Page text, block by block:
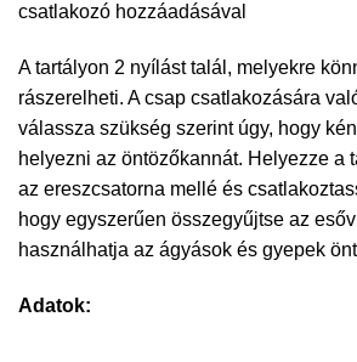
csatlakozó hozzáadásával
A tartályon 2 nyílást talál, melyekre
rászerelheti. A csap csatlakozására
válassza szükség szerint úgy, hogy
helyezni az öntözőkannát. Helyezze a
az ereszcsatorna mellé és
hogy egyszerűen összegyűjtse az
használhatja az ágyások és gyepek
Adatok: